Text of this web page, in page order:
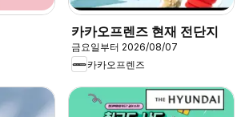
카카오프렌즈 현재 전단지
금요일부터 2026/08/07
카카오프렌즈